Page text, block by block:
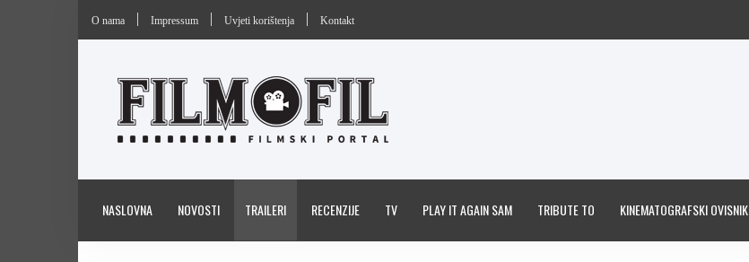
O nama Impressum Uvjeti korištenja Kontakt
NASLOVNA NOVOSTI TRAILERI RECENZIJE TV PLAY IT AGAIN SAM TRIBUTE TO KINEMATOGRAFSKI OVISNIK